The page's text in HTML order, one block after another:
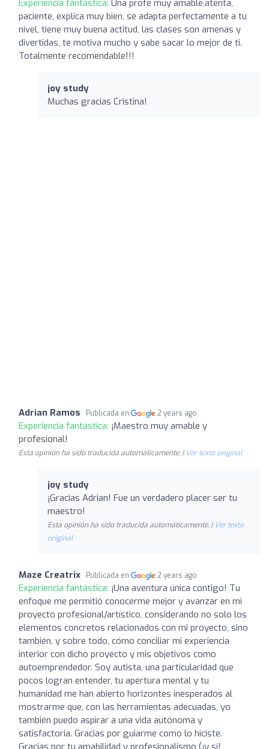
Experiencia fantástica: Una profe muy amable,atenta,
paciente, explica muy bien, se adapta perfectamente a tu
nivel, tiene muy buena actitud, las clases son amenas y
divertidas, te motiva mucho y sabe sacar lo mejor de ti.
Totalmente recomendable!!!
joy study
Muchas gracias Cristina!
Adrian Ramos Publicada en 2 years ago
Experiencia fantástica: ¡Maestro muy amable y
profesional!
Esta opinión ha sido traducida automáticamente. | Ver texto original
joy study
¡Gracias Adrian! Fue un verdadero placer ser tu
maestro!
Esta opinión ha sido traducida automáticamente. | Ver texto
original
Maze Creatrix Publicada en 2 years ago
Experiencia fantástica: ¡Una aventura única contigo! Tu
enfoque me permitió conocerme mejor y avanzar en mi
proyecto profesional/artístico, considerando no solo los
elementos concretos relacionados con mi proyecto, sino
también, y sobre todo, cómo conciliar mi experiencia
interior con dicho proyecto y mis objetivos como
autoemprendedor. Soy autista, una particularidad que
pocos logran entender, tu apertura mental y tu
humanidad me han abierto horizontes inesperados al
mostrarme que, con las herramientas adecuadas, yo
también puedo aspirar a una vida autónoma y
satisfactoria. Gracias por guiarme como lo hiciste.
Gracias por tu amabilidad y profesionalismo (¡y sí!